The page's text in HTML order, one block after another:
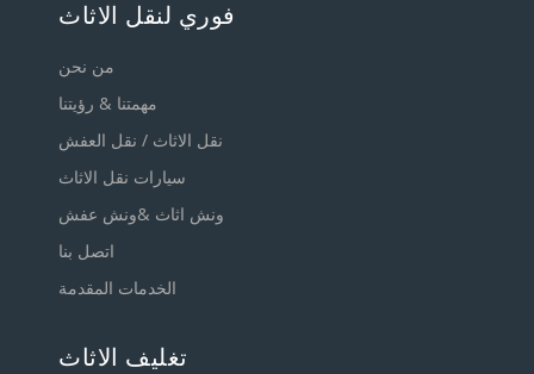
فوري لنقل الاثاث
من نحن
مهمتنا & رؤيتنا
نقل الاثاث / نقل العفش
سيارات نقل الاثاث
ونش اثاث &ونش عفش
اتصل بنا
الخدمات المقدمة
تغليف الاثاث